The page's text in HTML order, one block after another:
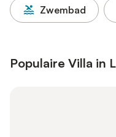
Zwembad
Populaire Villa in